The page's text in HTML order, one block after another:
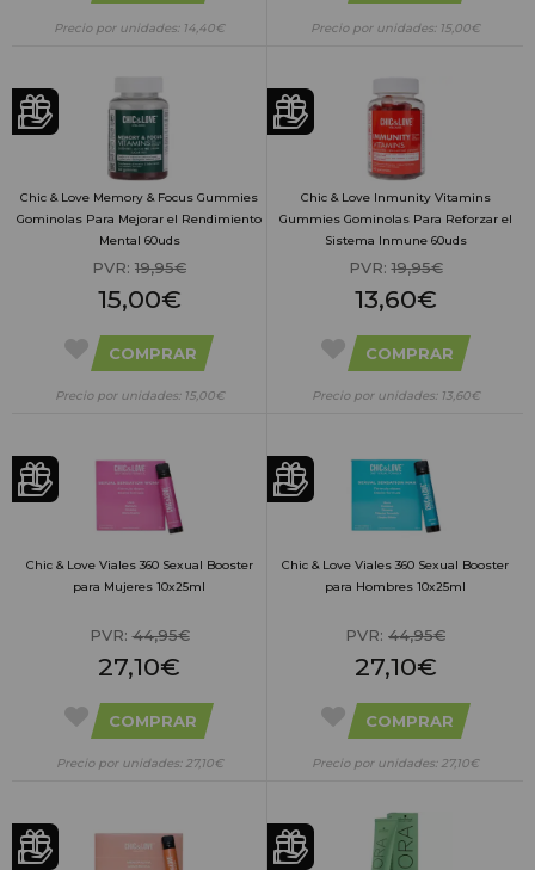
Precio por unidades: 14,40€ Precio por unidades: 15,00€
Chic & Love Memory & Focus Gummies
Gominolas Para Mejorar el Rendimiento
Mental 60uds
PVR: 19,95€
15,00€
COMPRAR
Precio por unidades: 15,00€
Chic & Love Inmunity Vitamins
Gummies Gominolas Para Reforzar el
Sistema Inmune 60uds
PVR:19,95€
13,60€
COMPRAR
Precio por unidades: 13,60€
Chic & Love Viales 360 Sexual Booster
para Mujeres 10x25ml
PVR:44,95€
27,10€
COMPRAR
Precio por unidades: 27,10€
Chic & Love Viales 360 Sexual Booster
para Hombres 10x25ml
PVR: 44,95€
27,10€
COMPRAR
Precio por unidades: 27,10€